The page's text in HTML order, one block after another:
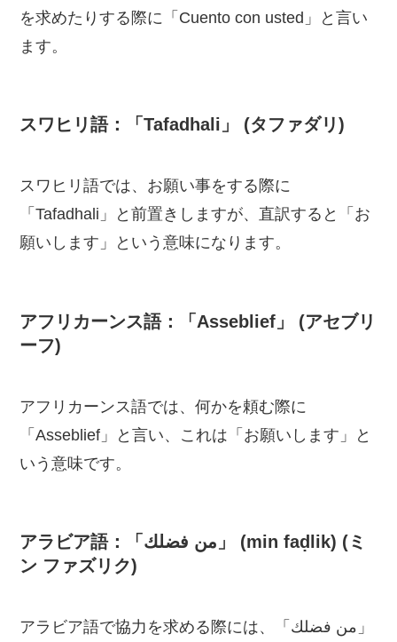
を求めたりする際に「Cuento con usted」と言い
ます。
スワヒリ語：「Tafadhali」 (タファダリ)
スワヒリ語では、お願い事をする際に
「Tafadhali」と前置きしますが、直訳すると「お
願いします」という意味になります。
アフリカーンス語：「Asseblief」 (アセブリ
ーフ)
アフリカーンス語では、何かを頼む際に
「Asseblief」と言い、これは「お願いします」と
いう意味です。
アラビア語：「من فضلك」 (min faḍlik) (ミ
ン ファズリク)
アラビア語で協力を求める際には、「من فضلك」